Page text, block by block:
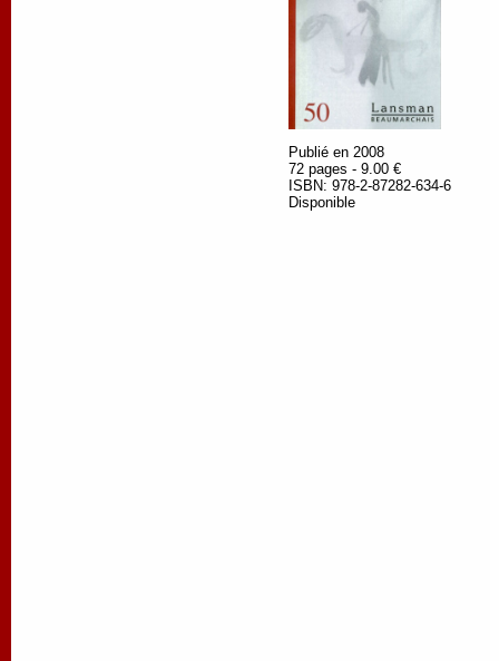
Publié en 2008
72 pages - 9.00 €
ISBN: 978-2-87282-634-6
Disponible